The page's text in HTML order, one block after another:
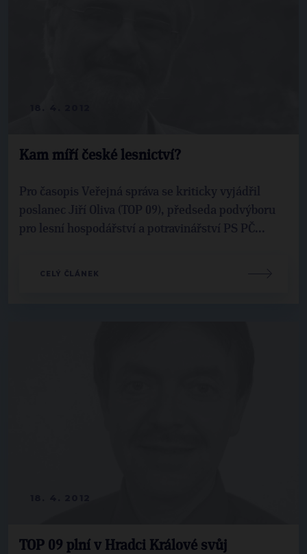
Kam míří české lesnictví?
Pro časopis Veřejná správa se kriticky vyjádřil
poslanec Jiří Oliva (TOP 09), předseda podvýboru
pro lesní hospodářství a potravinářství PS PČ...
CELÝ ČLÁNEK
TOP 09 plní v Hradci Králové svůj